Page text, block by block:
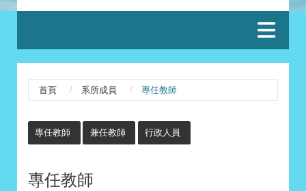
首頁 系所成員 專任教師
專任教師 兼任教師 行政人員
專任教師